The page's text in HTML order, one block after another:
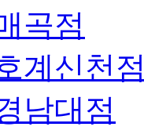
곡점
계신천
남대점